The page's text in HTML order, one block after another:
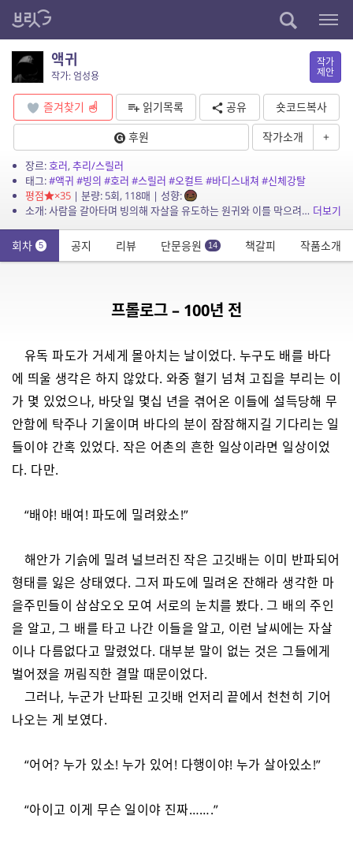
액귀
작가: 엄성용
작가
제안
즐겨찾기 읽기목록 공유
숏코드복사
후원
작가소개 +
장르:호러,추리/스릴러
태그:#액귀 #빙의 #호러 #스릴러 #오컬트#바디스내쳐 #신체강탈
평점
×35| 분량: 5회, 118매 | 성향:
소개: 사람을 갈아타며 빙의해 자살을 유도하는 원귀와 이를 막으려는 주인공들. *비정기 자유 연재입니다. 원본은 공개 예정이다 무산된 채팅 소설로, 상황과 대사 스크립트 46화 완결 &#... 더보기
회차 5 공지 리뷰 단문응원 14 책갈피 작품소개
프롤로그 – 100년 전
유독 파도가 거세게 몰아치는 날이었다. 누구도 배를 바다
에 띄울 생각은 하지 않았다. 와중 혈기 넘쳐 고집을 부리는 이
가 몇 있었으나, 바닷일 몇십 년을 겪어온 이들에 설득당해 무
안함에 탁주나 기울이며 바다의 분이 잠잠해지길 기다리는 일
들이야 간혹 있었다. 작은 어촌의 흔한 일상이라면 일상이었
다. 다만.
“배야! 배여! 파도에 밀려왔소!”
해안가 기슭에 밀려 널브러진 작은 고깃배는 이미 반파되어
형태를 잃은 상태였다. 그저 파도에 밀려온 잔해라 생각한 마
을주민들이 삼삼오오 모여 서로의 눈치를 봤다. 그 배의 주인
을 알고, 그 배를 타고 나간 이들을 알고, 이런 날씨에는 자살
이나 다름없다고 말렸었다. 대부분 말이 없는 것은 그들에게
벌어졌을 꺼림직한 결말 때문이었다.
그러나, 누군가 난파된 고깃배 언저리 끝에서 천천히 기어
나오는 게 보였다.
“어어? 누가 있소! 누가 있어! 다행이야! 누가 살아있소!”
“아이고 이게 무슨 일이야 진짜…….”